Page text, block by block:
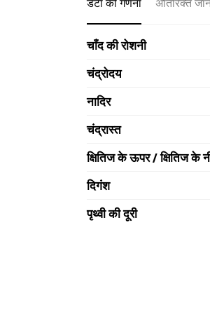
चाँद की रोशनी
चंद्रोदय
नादिर
चंद्रास्त
क्षितिज के ऊपर / क्षितिज के
दिगंश
पृथ्वी की दूरी